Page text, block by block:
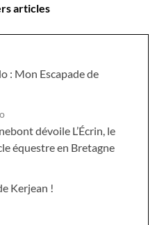
articles
: Mon Escapade de
dévoile L’Écrin, le
équestre en Bretagne
Kerjean !